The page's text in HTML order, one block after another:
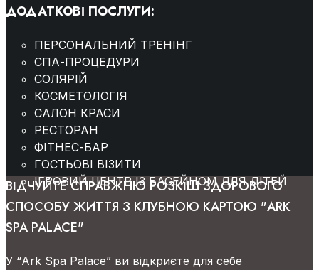
ДОДАТКОВІ ПОСЛУГИ:
ПЕРСОНАЛЬНИЙ ТРЕНІНГ
СПА-ПРОЦЕДУРИ
СОЛЯРІЙ
КОСМЕТОЛОГІЯ
САЛОН КРАСИ
РЕСТОРАН
ФІТНЕС-БАР
ГОСТЬОВІ ВІЗИТИ
ІГРОВИЙ ЦЕНТР ІЗ БАСЕЙНОМ ДЛЯ ДІТЕЙ
ВІДЧУЙТЕ СПРАВЖНЮ РОЗКІШ ЗДОРОВОГО
СПОСОБУ ЖИТТЯ З КЛУБНОЮ КАРТОЮ "ARK
SPA PALACE"
У “Ark Spa Palace” ви відкриєте для себе